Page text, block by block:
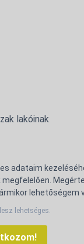
lakóinak
adataim
lehetőségem
lehetséges.